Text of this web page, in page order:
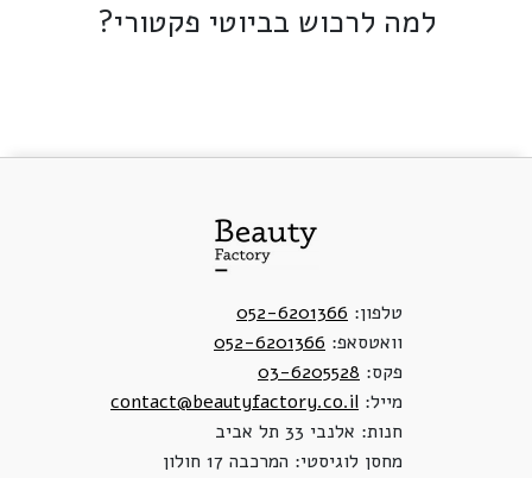
למה לרכוש בביוטי פקטורי?
טלפון: 052-6201366
וואטסאפ: 052-6201366
פקס: 03-6205528
מייל: contact@beautyfactory.co.il
חנות: אלנבי 33 תל אביב
מחסן לוגיסטי: המרכבה 17 חולון